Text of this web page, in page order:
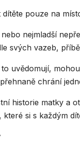
pouze na
nejmladší
svých vazeb,
to uvědomují,
chrání
historie matky a
které si s každým